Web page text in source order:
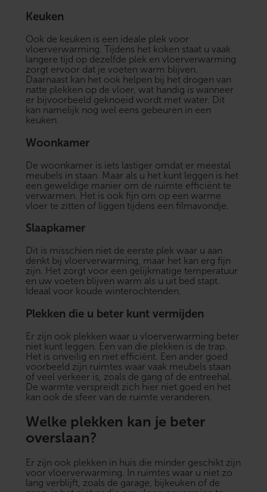
Keuken
Ook de keuken is een ideale plek voor
vloerverwarming. Tijdens het koken staat u vaak
langere tijd op dezelfde plek en vloerverwarming
zorgt ervoor dat je voeten warm blijven.
Daarnaast kan het ook helpen bij het drogen van
natte plekken op de vloer, wat handig is wanneer
er bijvoorbeeld geknoeid wordt met water. Dit
kan namelijk nog wel eens gebeuren in een
keuken.
Woonkamer
De woonkamer is iets lastiger omdat er meestal
meubels in staan. Maar als u het kunt leggen is het
een geweldige manier om de ruimte efficiënt te
verwarmen. Het is ook fijn om op een warme
vloer te zitten of liggen tijdens een filmavondje.
Slaapkamer
Dit is misschien niet de eerste plek waar u aan
denkt bij vloerverwarming, maar het kan erg fijn
zijn. Het zorgt voor een gelijkmatige temperatuur
en uw voeten blijven warm als u uit bed stapt.
Ideaal voor koude winterochtenden.
Plekken die u beter kunt vermijden
Er zijn ook plekken waar u vloerverwarming beter
niet kunt leggen. Een van die plekken is de trap.
Het is onveilig en niet efficiënt. Een ander goed
voorbeeld zijn ruimtes waar vaak meubels staan
of veel verkeer is, zoals de gang of de entreehal.
De warmte verspreidt zich hier niet goed en het
kan ook de sfeer van de ruimte veranderen.
Welke plekken kan je beter
overslaan?
Er zijn ook plekken in huis die minder geschikt zijn
voor vloerverwarming. In ruimtes waar u niet zo
lang verblijft, zoals de garage, bijkeuken of de